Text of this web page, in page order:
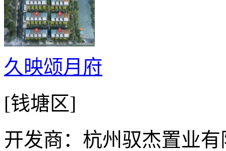
久映颂月府
[钱塘区]
开发商：杭州驭杰置业有